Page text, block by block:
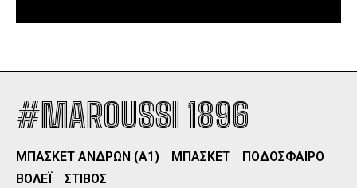
#MAROUSSI 1896
ΜΠΑΣΚΕΤ ΑΝΔΡΩΝ (Α1) ΜΠΑΣΚΕΤ
ΠΟΔΟΣΦΑΙΡΟ
ΒΟΛΕΪ
ΣΤΙΒΟΣ